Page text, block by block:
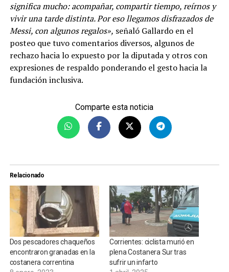
significa mucho: acompañar, compartir tiempo, reírnos y
vivir una tarde distinta. Por eso llegamos disfrazados de
Messi, con algunos regalos», señaló Gallardo en el
posteo que tuvo comentarios diversos, algunos de
rechazo hacia lo expuesto por la diputada y otros con
expresiones de respaldo ponderando el gesto hacia la
fundación inclusiva.
Comparte esta noticia
Relacionado
Dos pescadores chaqueños
encontraron granadas en la
costanera correntina
Corrientes: ciclista murió en
plena Costanera Sur tras
sufrir un infarto